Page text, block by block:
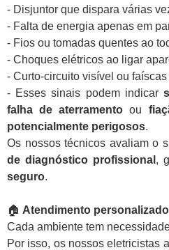
- Disjuntor que dispara várias
- Falta de energia apenas em
- Fios ou tomadas quentes ao
- Choques elétricos ao ligar
- Curto-circuito visível ou
- Esses sinais podem indicar
falha de aterramento ou
potencialmente perigosos.
Os nossos técnicos avaliam o
de diagnóstico profissional ,
seguro.
🏠 Atendimento
Cada ambiente tem
Por isso, os nossos eletricistas